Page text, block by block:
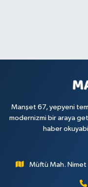
Manşet 67, yepyeni
modernizmi bir araya
haber
Müftü Mah.